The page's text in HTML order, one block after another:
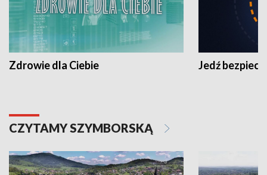
Zdrowie dla Ciebie Jedź
CZYTAMY SZYMBORSKĄ